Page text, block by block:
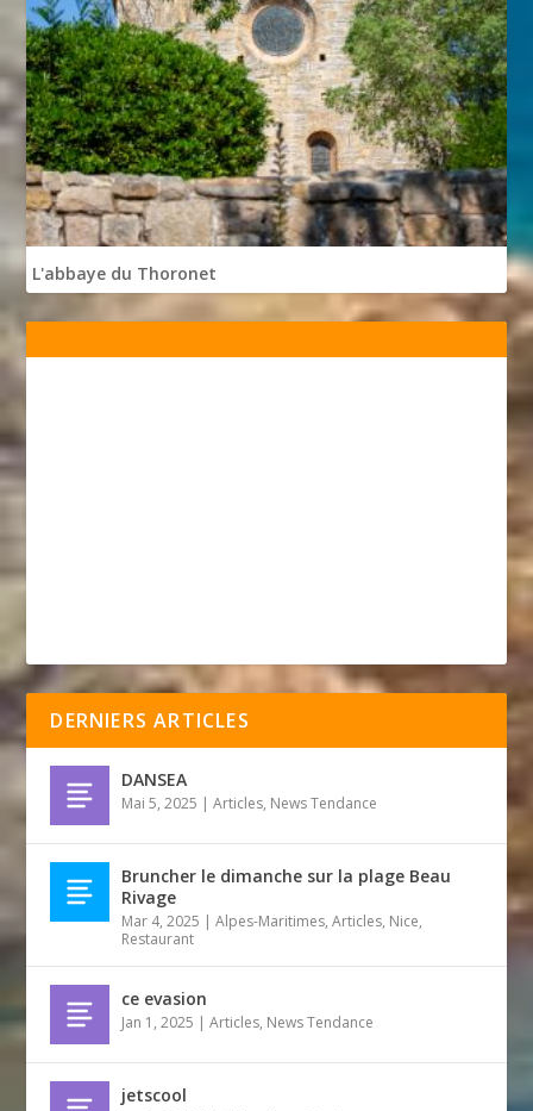
L'abbaye du Thoronet
DERNIERS ARTICLES
DANSEA
Mai 5, 2025 |Articles, News Tendance
Bruncher le dimanche sur la plage Beau
Rivage
Mar 4, 2025 |Alpes-Maritimes,Articles, Nice,
Restaurant
ce evasion
Jan 1, 2025 |Articles, News Tendance
jetscool